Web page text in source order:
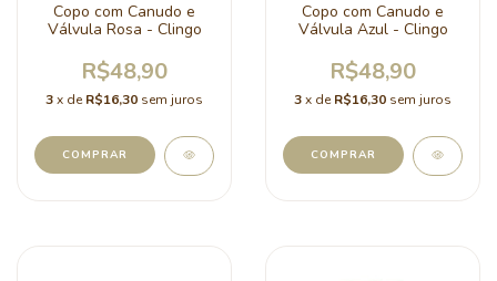
Copo com Canudo e
Válvula Rosa - Clingo
R$48,90
3x de R$16,30 sem juros
COMPRAR
Copo com Canudo e
Válvula Azul - Clingo
R$48,90
3x de R$16,30 sem juros
COMPRAR